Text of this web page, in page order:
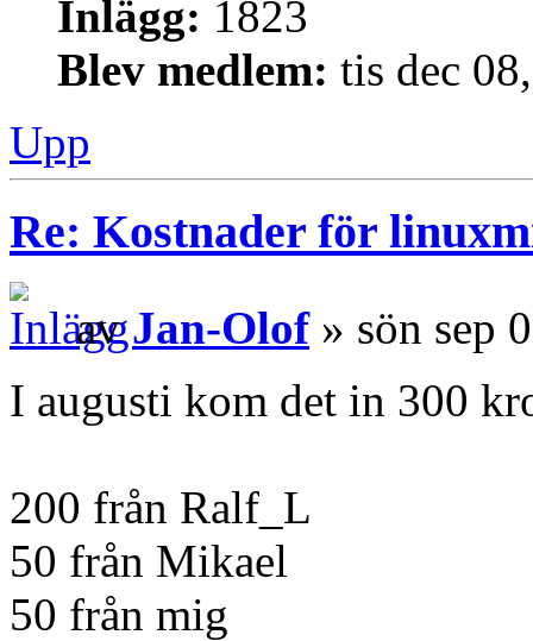
Inlägg: 1823
Blev medlem: tis dec
Upp
Re: Kostnader för
avJan-Olof» sön sep
I augusti kom det in 300
200 från Ralf_L
50 från Mikael
50 från mig